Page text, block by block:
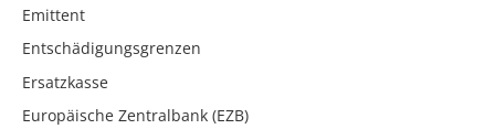
Emittent
Entschädigungsgrenzen
Ersatzkasse
Europäische Zentralbank (EZB)